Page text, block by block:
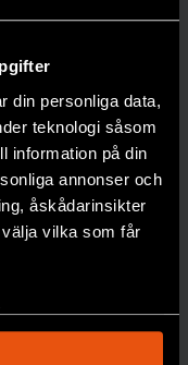
din personliga data,
teknologi såsom
information på din
annonser och
åskådarinsikter
vilka som får
PREMIUM
MÅNGFALD